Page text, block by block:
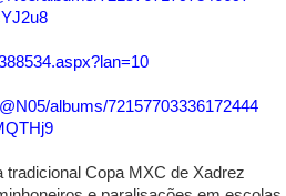
albums/72157703336172444
tradicional Copa MXC de Xadrez